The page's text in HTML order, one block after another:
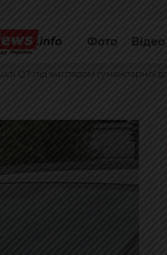
Фото Відео
Q7 під виглядом гуманітарної